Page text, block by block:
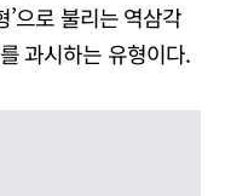
’으로 불리는 역삼각
과시하는 유형이다.